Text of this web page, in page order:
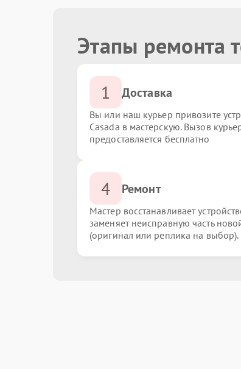
Этапы ремонта
1 Доставка
Вы или наш курьер привозите
Casada в мастерскую. Вызов
предоставляется бесплатно
4 Ремонт
Мастер восстанавливает
заменяет неисправную часть
(оригинал или реплика на выбор).